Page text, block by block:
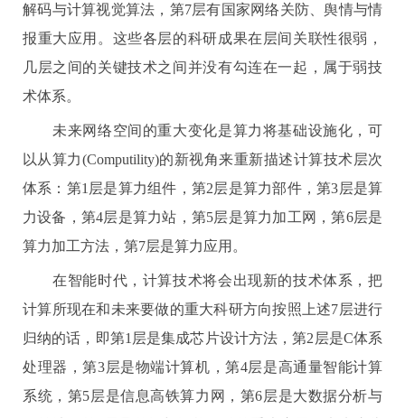
解码与计算视觉算法，第7层有国家网络关防、舆情与情
报重大应用。这些各层的科研成果在层间关联性很弱，
几层之间的关键技术之间并没有勾连在一起，属于弱技
术体系。
未来网络空间的重大变化是算力将基础设施化，可
以从算力(Computility)的新视角来重新描述计算技术层次
体系：第1 层是算力组件，第2层是算力部件，第3层是算
力设备，第4层是算力站，第5层是算力加工网，第6层是
算力加工方法，第7层是算力应用。
在智能时代，计算技术将会出现新的技术体系，把
计算所现在和未来要做的重大科研方向按照上述7层进行
归纳的话，即第1 层是集成芯片设计方法，第2 层是C体系
处理器，第3层是物端计算机，第4层是高通量智能计算
系统，第5层是信息高铁算力网，第6层是大数据分析与